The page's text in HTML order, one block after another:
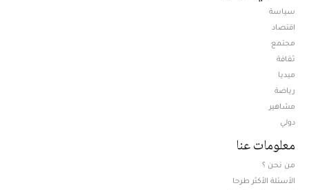
سياسة
اقتصاد
مجتمع
ثقافة
ميديا
رياضة
مشاهير
دولي
معلومات عنا
من نحن ؟
الأسئلة الأكثر طرحا